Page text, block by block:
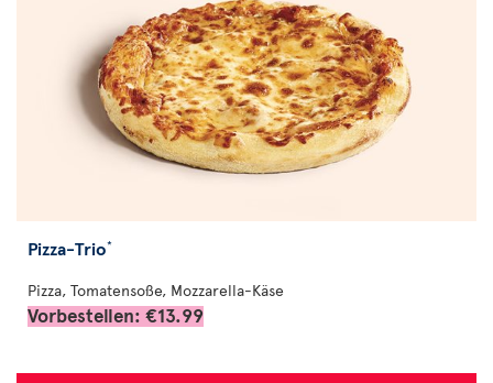
Pizza-Trio*
Pizza, Tomatensoße, Mozzarella-Käse
Vorbestellen: €13.99